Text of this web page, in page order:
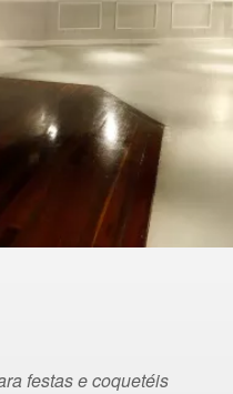
festas e coquetéis